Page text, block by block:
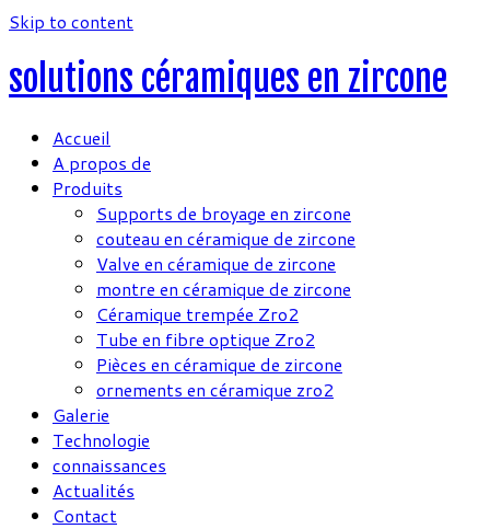
Skip to content
solutions céramiques en zircone
Accueil
A propos de
Produits
Supports de broyage en zircone
couteau en céramique de zircone
Valve en céramique de zircone
montre en céramique de zircone
Céramique trempée Zro2
Tube en fibre optique Zro2
Pièces en céramique de zircone
ornements en céramique zro2
Galerie
Technologie
connaissances
Actualités
Contact